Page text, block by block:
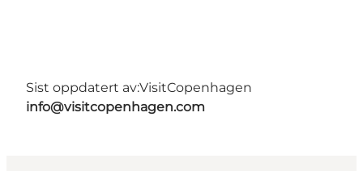
Sist oppdatert av:VisitCopenhagen
info@visitcopenhagen.com